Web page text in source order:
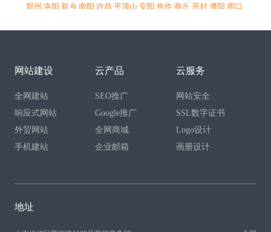
郑州 洛阳 新乡 南阳 许昌 平顶山 安阳 焦作 商丘 开封 濮阳 周口
网站建设
全网建站
响应式网站
外贸网站
手机建站
云产品
SEO推广
Google推广
全网商城
企业邮箱
云服务
网站安全
SSL数字证书
Logo设计
画册设计
地址